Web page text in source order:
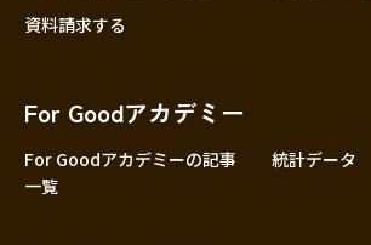
資料請求する
For Goodアカデミー
For Goodアカデミーの記事
一覧
統計データ